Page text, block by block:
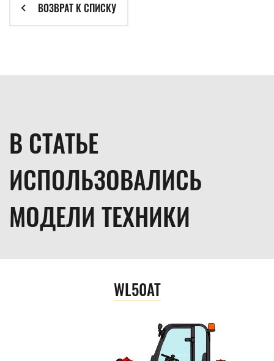
ВОЗВРАТ К СПИСКУ
В СТАТЬЕ
ИСПОЛЬЗОВАЛИСЬ
МОДЕЛИ ТЕХНИКИ
WL50AT